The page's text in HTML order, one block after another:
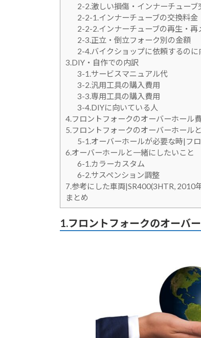
2-2.激しい損傷・インナーチュー
2-2-1.インナーチューブの交換料金
2-2-2.インナーチューブの再生・再
2-3.正立・倒立フォーク別の金額
2-4.バイクショップに依頼するのに
3.DIY・自作での内訳
3-1.サービスマニュアル代
3-2.汎用工具の購入費用
3-3.専用工具の購入費用
3-4.DIYに向いている人
4.フロントフォークのオーバーホール
5.フロントフォークのオーバーホール
5-1.オーバーホールが必要な時|フ
6.オーバーホールと一緒にしたいこと
6-1.カラーカスタム
6-2.サスペンション調整
7.参考にした車両|SR400(3HTR, 2010
まとめ
1.フロントフォークのオーバ